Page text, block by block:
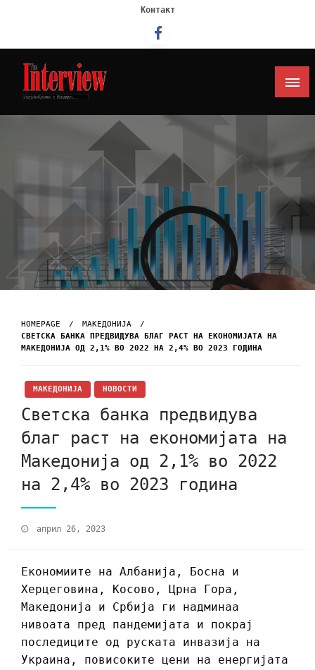
Контакт
Интервју
HOMEPAGE
МАКЕДОНИЈА
СВЕТСКА БАНКА ПРЕДВИДУВА БЛАГ РАСТ НА ЕКОНОМИЈАТА НА
МАКЕДОНИЈА ОД 2,1% ВО 2022 НА 2,4% ВО 2023 ГОДИНА
МАКЕДОНИЈА НОВОСТИ
Светска банка предвидува
благ раст на економијата на
Македонија од 2,1% во 2022
на 2,4% во 2023 година
април 26, 2023
Економиите на Албанија, Босна и
Херцеговина, Косово, Црна Гора,
Македонија и Србија ги надминаа
нивоата пред пандемијата и покрај
последиците од руската инвазија на
Украина, повисоките цени на енергијата